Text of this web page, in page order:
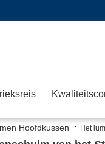
Hoofdkussen Het